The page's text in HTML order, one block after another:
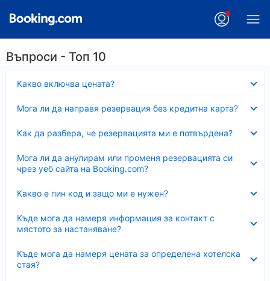
Въпроси - Топ 10
Какво включва цената?
Мога ли да направя резервация без кредитна карта?
Как да разбера, че резервацията ми е потвърдена?
Мога ли да анулирам или променя резервацията си
чрез уеб сайта на Booking.com?
Какво е пин код и защо ми е нужен?
Къде мога да намеря информация за контакт с
мястото за настаняване?
Къде мога да намеря цената за определена хотелска
стая?